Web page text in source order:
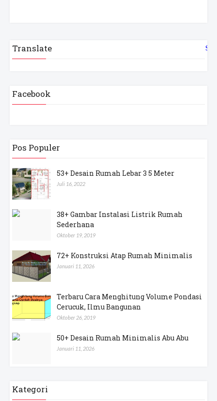
Translate
Facebook
Pos Populer
53+ Desain Rumah Lebar 3 5 Meter
Juli 16, 2022
38+ Gambar Instalasi Listrik Rumah
Sederhana
Oktober 19, 2019
72+ Konstruksi Atap Rumah Minimalis
Januari 11, 2026
Terbaru Cara Menghitung Volume Pondasi
Cerucuk, Ilmu Bangunan
Oktober 26, 2019
50+ Desain Rumah Minimalis Abu Abu
Januari 11, 2026
Kategori